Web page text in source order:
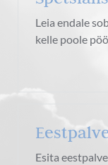
Leia endale
kelle poole
Esita